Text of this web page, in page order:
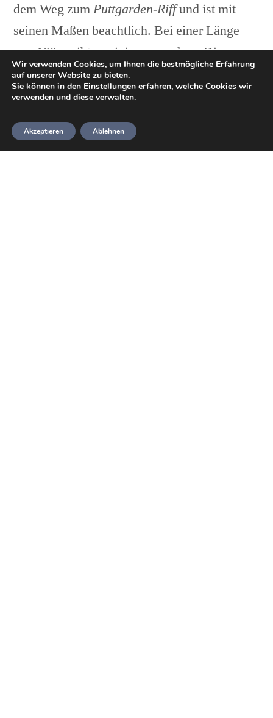
dem Weg zumPuttgarden-Riffund ist mit
seinen Maßen beachtlich. Bei einer Länge
von 100m gibt es einiges zu sehen. Die
Strömung sollte allerdings nicht
vernachlässigt werden.
Wir verwenden Cookies, um Ihnen die bestmögliche Erfahrung
auf unserer Website zu bieten.
Sie können in den Einstellungen erfahren, welche Cookies wir
verwenden und diese verwalten.
Akzeptieren Ablehnen